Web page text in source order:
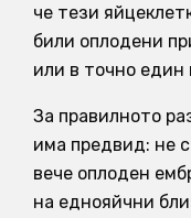
че тези
били оплодени
или в точно
За правилното
има предвид: не
вече оплоден
на еднояйчни